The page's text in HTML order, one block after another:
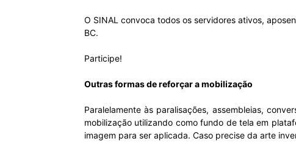
O SINAL convoca todos os servidores ativos,
BC.
Participe!
Outras formas de reforçar a mobilização
Paralelamente às paralisações, assembleias,
mobilização utilizando como fundo de tela em
imagem para ser aplicada. Caso precise da arte